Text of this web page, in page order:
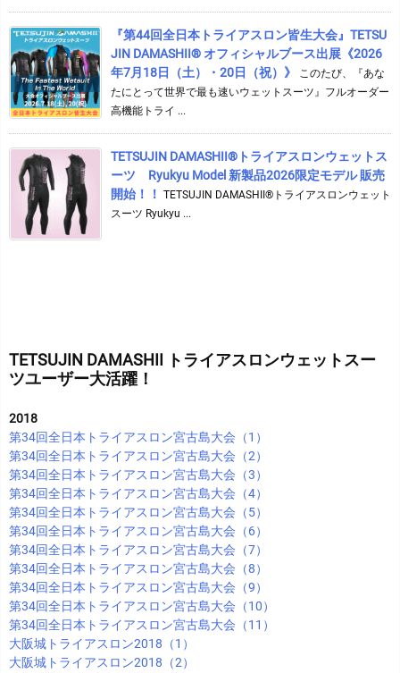
『第44回全日本トライアスロン皆生大会』TETSU
JIN DAMASHII® オフィシャルブース出展《2026
年7月18日（土）・20日（祝）》
このたび、『あな
たにとって世界で最も速いウェットスーツ』フルオーダー
高機能トライ ...
TETSUJIN DAMASHII®︎トライアスロンウェットス
ーツ Ryukyu Model 新製品2026限定モデル 販売
開始！！ TETSUJIN DAMASHII®︎トライアスロンウェット
スーツ Ryukyu ...
TETSUJIN DAMASHII トライアスロンウェットスー
ツユーザー大活躍！
2018
第34回全日本トライアスロン宮古島大会（1）
第34回全日本トライアスロン宮古島大会（2）
第34回全日本トライアスロン宮古島大会（3）
第34回全日本トライアスロン宮古島大会（4）
第34回全日本トライアスロン宮古島大会（5）
第34回全日本トライアスロン宮古島大会（6）
第34回全日本トライアスロン宮古島大会（7）
第34回全日本トライアスロン宮古島大会（8）
第34回全日本トライアスロン宮古島大会（9）
第34回全日本トライアスロン宮古島大会（10）
第34回全日本トライアスロン宮古島大会（11）
大阪城トライアスロン2018（1）
大阪城トライアスロン2018（2）